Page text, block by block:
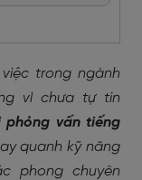
trong ngành
vì chưa tự tin
phỏng vấn tiếng
quanh kỹ năng
phong chuyên